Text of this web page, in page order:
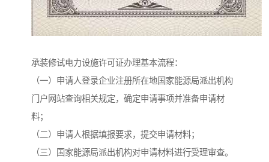
承装修试电力设施许可证办理基本流程：
（一）申请人登录企业注册所在地国家能源局派出机构
门户网站查询相关规定，确定申请事项并准备申请材
料；
（二）申请人根据填报要求，提交申请材料；
（三）国家能源局派出机构对申请材料进行受理审查。